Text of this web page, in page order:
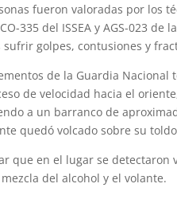
fueron valoradas por los
335 del ISSEA y AGS-023
sufrir golpes, contusiones y
de la Guardia
de velocidad hacia el
a un barranco de
quedó volcado sobre su
que en el lugar se
del alcohol y el volante.